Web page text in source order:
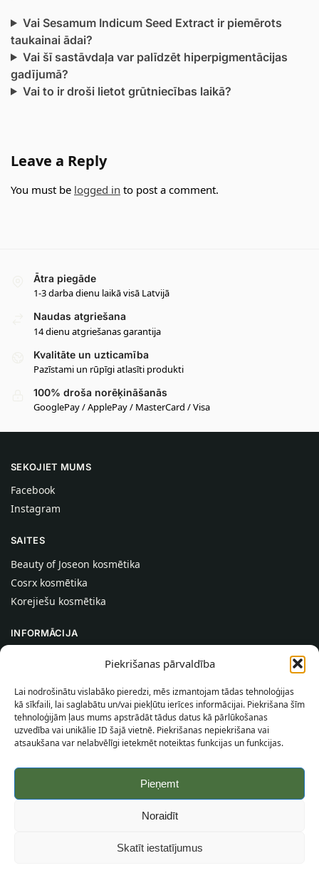
Piekrišanas pārvaldība
Lai nodrošinātu vislabāko pieredzi, mēs izmantojam tādas tehnoloģijas
kā sīkfaili, lai saglabātu un/vai piekļūtu ierīces informācijai. Piekrišana šīm
tehnoloģijām ļaus mums apstrādāt tādus datus kā pārlūkošanas
uzvedība vai unikālie ID šajā vietnē. Piekrišanas nepiekrišana vai
atsaukšana var nelabvēlīgi ietekmēt noteiktas funkcijas un funkcijas.
Pieņemt
Noraidīt
Skatīt iestatījumus
Vai Sesamum Indicum Seed Extract ir piemērots
taukainai ādai?
Vai šī sastāvdaļa var palīdzēt hiperpigmentācijas
gadījumā?
Vai to ir droši lietot grūtniecības laikā?
Leave a Reply
You must be logged in to post a comment.
Ātra piegāde
1-3 darba dienu laikā visā Latvijā
Naudas atgriešana
14 dienu atgriešanas garantija
Kvalitāte un uzticamība
Pazīstami un rūpīgi atlasīti produkti
100% droša norēķināšanās
GooglePay / ApplePay / MasterCard / Visa
SEKOJIET MUMS
Facebook
Instagram
SAITES
Beauty of Joseon kosmētika
Cosrx kosmētika
Korejiešu kosmētika
INFORMĀCIJA
Palīdzība
INFORMĀCIJA PIRCĒJAM
Piegādes nosacījumi
Noteikumi un nosacījumi
Vietnes karte